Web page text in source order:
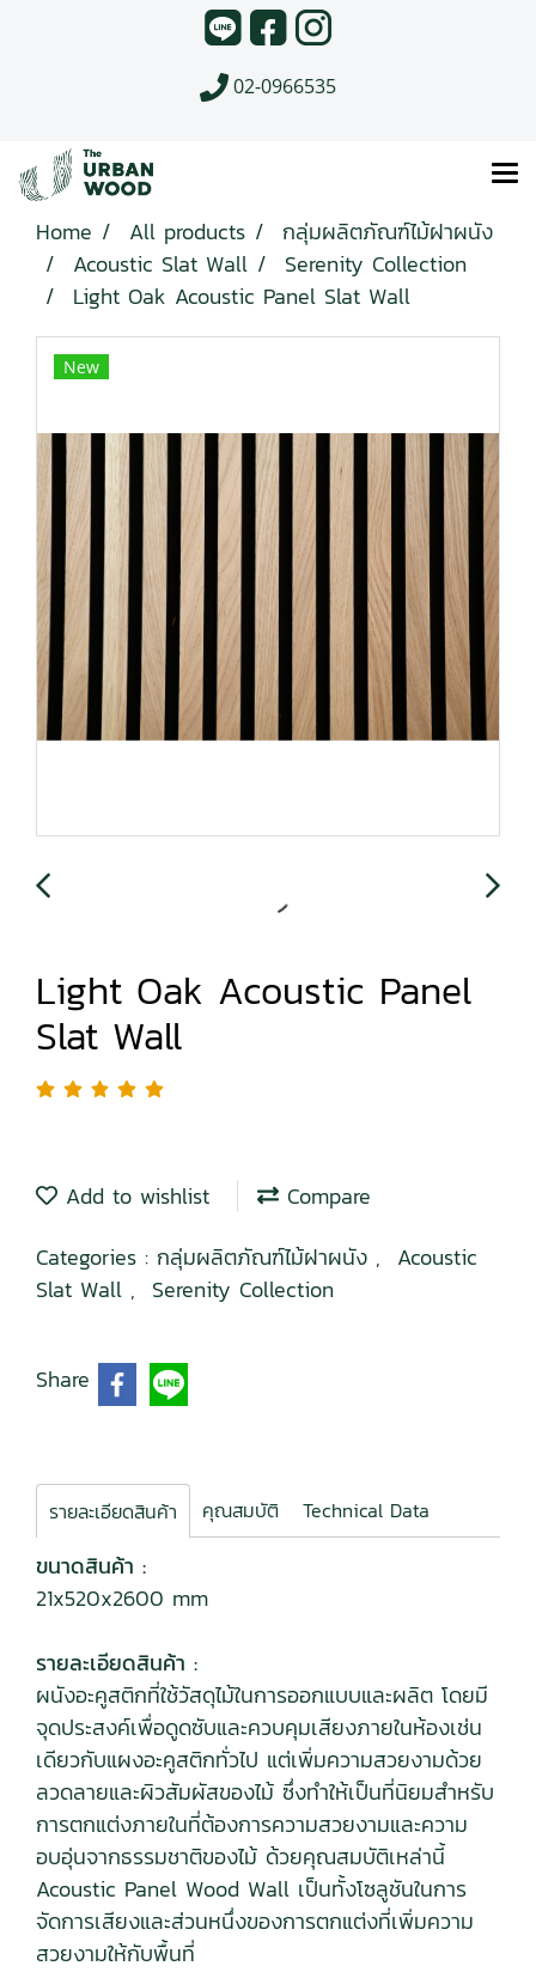
02-0966535
Home All products
กลุ่มผลิตภัณฑ์ไม้ฝาผนัง
Acoustic Slat Wall
Serenity Collection
Light Oak Acoustic Panel Slat Wall
New
Light Oak Acoustic Panel
Slat Wall
Add to wishlist
Compare
Categories : กลุ่มผลิตภัณฑ์ไม้ฝาผนัง , Acoustic
Slat Wall , Serenity Collection
Share
รายละเอียดสินค้า คุณสมบัติ Technical Data
ขนาดสินค้า :
21x520x2600 mm
รายละเอียดสินค้า :
ผนังอะคูสติกที่ใช้วัสดุไม้ในการออกแบบและผลิต โดยมี
จุดประสงค์เพื่อดูดซับและควบคุมเสียงภายในห้องเช่น
เดียวกับแผงอะคูสติกทั่วไป แต่เพิ่มความสวยงามด้วย
ลวดลายและผิวสัมผัสของไม้ ซึ่งทำให้เป็นที่นิยมสำหรับ
การตกแต่งภายในที่ต้องการความสวยงามและความ
อบอุ่นจากธรรมชาติของไม้ ด้วยคุณสมบัติเหล่านี้
Acoustic Panel Wood Wall เป็นทั้งโซลูชันในการ
จัดการเสียงและส่วนหนึ่งของการตกแต่งที่เพิ่มความ
สวยงามให้กับพื้นที่